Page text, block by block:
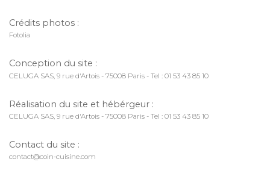
Crédits photos :
Fotolia
Conception du site :
CELUGA SAS, 9 rue d'Artois - 75008 Paris - Tel : 01 53 43 85 10
Réalisation du site et hébérgeur :
CELUGA SAS, 9 rue d'Artois - 75008 Paris - Tel : 01 53 43 85 10
Contact du site :
contact@coin-cuisine.com